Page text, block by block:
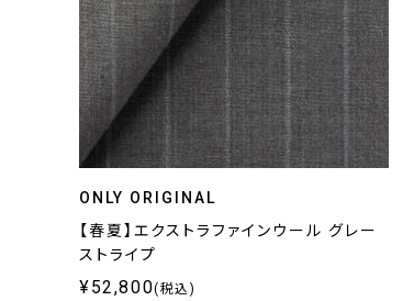
ONLY ORIGINAL
【春夏】エクストラファインウール グレー
ストライプ
¥52,800(税込)